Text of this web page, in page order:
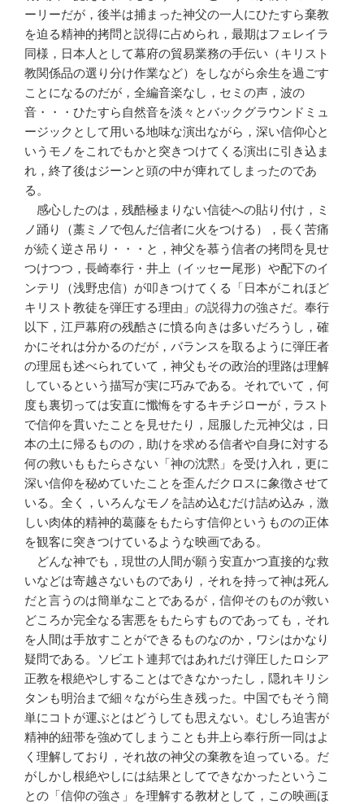
ーリーだが，後半は捕まった神父の一人にひたすら棄教
を迫る精神的拷問と説得に占められ，最期はフェレイラ
同様，日本人として幕府の貿易業務の手伝い（キリスト
教関係品の選り分け作業など）をしながら余生を過ごす
ことになるのだが，全編音楽なし，セミの声，波の
音・・・ひたすら自然音を淡々とバックグラウンドミュ
ージックとして用いる地味な演出ながら，深い信仰心と
いうモノをこれでもかと突きつけてくる演出に引き込ま
れ，終了後はジーンと頭の中が痺れてしまったのであ
る。
感心したのは，残酷極まりない信徒への貼り付け，ミ
ノ踊り（藁ミノで包んだ信者に火をつける），長く苦痛
が続く逆さ吊り・・・と，神父を慕う信者の拷問を見せ
つけつつ，長崎奉行・井上（イッセー尾形）や配下のイ
ンテリ（浅野忠信）が叩きつけてくる「日本がこれほど
キリスト教徒を弾圧する理由」の説得力の強さだ。奉行
以下，江戸幕府の残酷さに憤る向きは多いだろうし，確
かにそれは分かるのだが，バランスを取るように弾圧者
の理屈も述べられていて，神父もその政治的理路は理解
しているという描写が実に巧みである。それでいて，何
度も裏切っては安直に懺悔をするキチジローが，ラスト
で信仰を貫いたことを見せたり，屈服した元神父は，日
本の土に帰るものの，助けを求める信者や自身に対する
何の救いももたらさない「神の沈黙」を受け入れ，更に
深い信仰を秘めていたことを歪んだクロスに象徴させて
いる。全く，いろんなモノを詰め込むだけ詰め込み，激
しい肉体的精神的葛藤をもたらす信仰というものの正体
を観客に突きつけているような映画である。
どんな神でも，現世の人間が願う安直かつ直接的な救
いなどは寄越さないものであり，それを持って神は死ん
だと言うのは簡単なことであるが，信仰そのものが救い
どころか完全なる害悪をもたらすものであっても，それ
を人間は手放すことができるものなのか，ワシはかなり
疑問である。ソビエト連邦ではあれだけ弾圧したロシア
正教を根絶やしすることはできなかったし，隠れキリシ
タンも明治まで細々ながら生き残った。中国でもそう簡
単にコトが運ぶとはどうしても思えない。むしろ迫害が
精神的紐帯を強めてしまうことも井上ら奉行所一同はよ
く理解しており，それ故の神父の棄教を迫っている。だ
がしかし根絶やしには結果としてできなかったというこ
との「信仰の強さ」を理解する教材として，この映画ほ